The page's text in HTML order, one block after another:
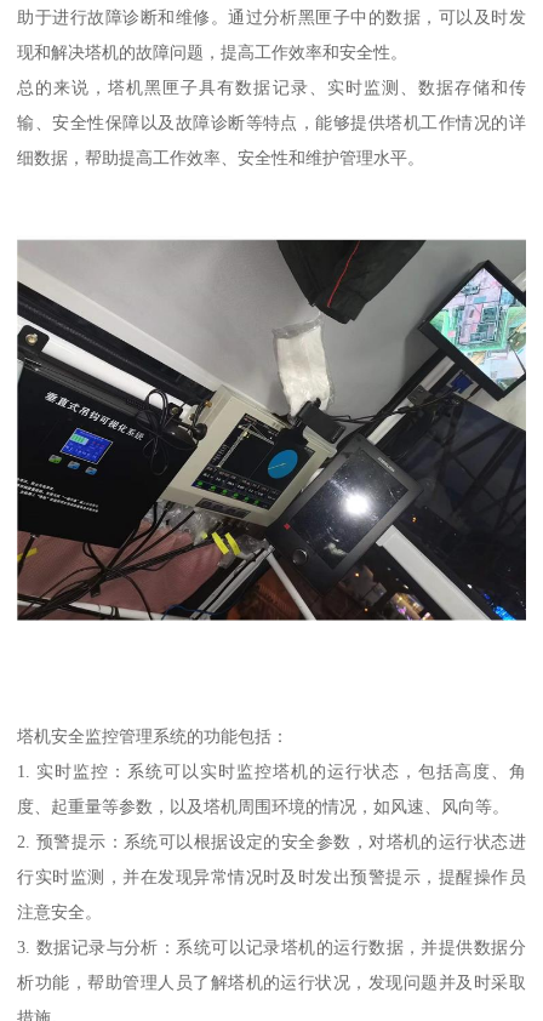
助于进行故障诊断和维修。通过分析黑匣子中的数据，可以及时发
现和解决塔机的故障问题，提高工作效率和安全性。
总的来说，塔机黑匣子具有数据记录、实时监测、数据存储和传
输、安全性保障以及故障诊断等特点，能够提供塔机工作情况的详
细数据，帮助提高工作效率、安全性和维护管理水平。
塔机安全监控管理系统的功能包括：
1. 实时监控：系统可以实时监控塔机的运行状态，包括高度、角
度、起重量等参数，以及塔机周围环境的情况，如风速、风向等。
2. 预警提示：系统可以根据设定的安全参数，对塔机的运行状态进
行实时监测，并在发现异常情况时及时发出预警提示，提醒操作员
注意安全。
3. 数据记录与分析：系统可以记录塔机的运行数据，并提供数据分
析功能，帮助管理人员了解塔机的运行状况，发现问题并及时采取